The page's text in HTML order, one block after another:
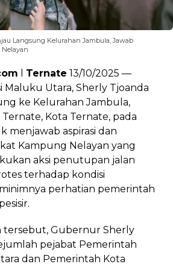
Langsung Kelurahan Jambula, Jawab
Ternate 13/10/2025 —
Utara, Sherly Tjoanda
ke Kelurahan Jambula,
Kota Ternate, pada
menjawab aspirasi dan
Kampung Nelayan yang
aksi penutupan jalan
terhadap kondisi
perhatian pemerintah
tersebut, Gubernur Sherly
pejabat Pemerintah
dan Pemerintah Kota